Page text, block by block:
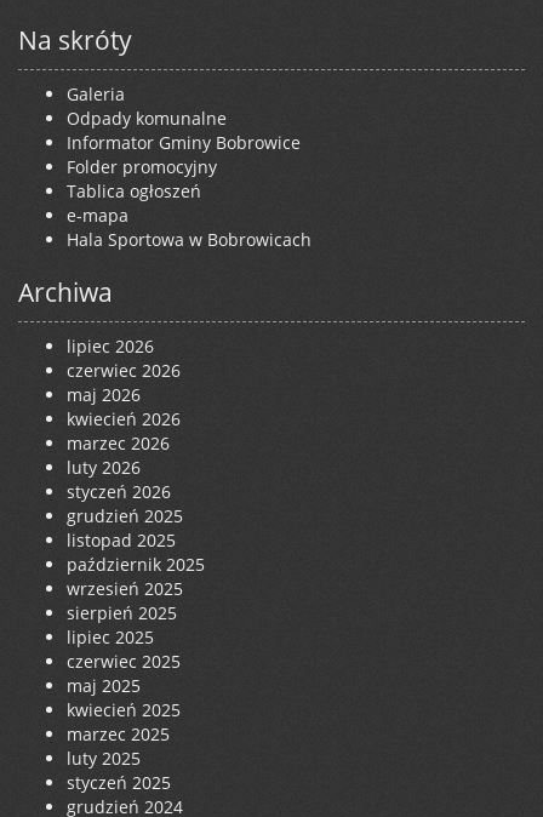
Na skróty
Galeria
Odpady komunalne
Informator Gminy Bobrowice
Folder promocyjny
Tablica ogłoszeń
e-mapa
Hala Sportowa w Bobrowicach
Archiwa
lipiec 2026
czerwiec 2026
maj 2026
kwiecień 2026
marzec 2026
luty 2026
styczeń 2026
grudzień 2025
listopad 2025
październik 2025
wrzesień 2025
sierpień 2025
lipiec 2025
czerwiec 2025
maj 2025
kwiecień 2025
marzec 2025
luty 2025
styczeń 2025
grudzień 2024